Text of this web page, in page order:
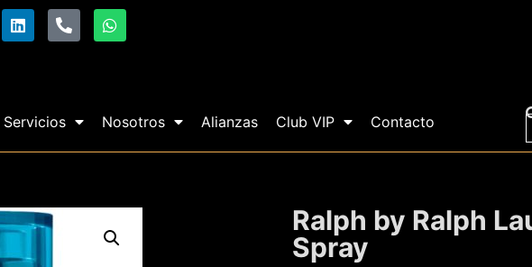
Servicios Nosotros Alianzas Club VIP Contacto
Ralph by Ralph
Spray